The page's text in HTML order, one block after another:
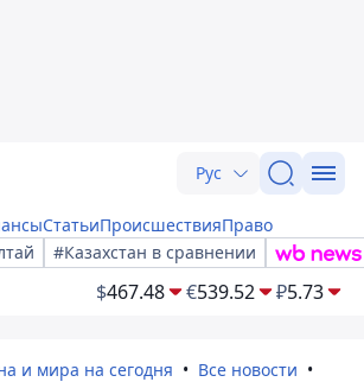
Рус
СтатьиПроисшествияПраво
#Казахстан в сравнении
$467.48 €539.52 ₽5.73
и мира на сегодня
Все новости